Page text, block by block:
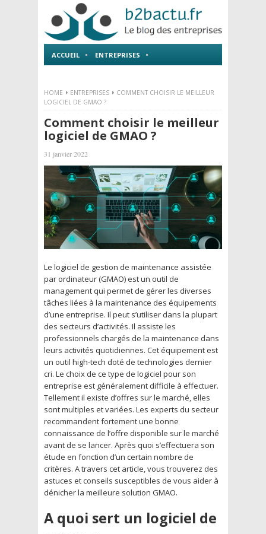
ACCUEIL ENTREPRISES
HOME ENTREPRISES
COMMENT CHOISIR LE MEILLEUR
LOGICIEL DE GMAO ?
Comment choisir le meilleur
logiciel de GMAO ?
31 janvier 2022
Le logiciel de gestion de maintenance assistée
par ordinateur (GMAO) est un outil de
management qui permet de gérer les diverses
tâches liées à la maintenance des équipements
d’une entreprise. Il peut s’utiliser dans la plupart
des secteurs d’activités. Il assiste les
professionnels chargés de la maintenance dans
leurs activités quotidiennes. Cet équipement est
un outil high-tech doté de technologies dernier
cri. Le choix de ce type de logiciel pour son
entreprise est généralement difficile à effectuer.
Tellement il existe d’offres sur le marché, elles
sont multiples et variées. Les experts du secteur
recommandent fortement une bonne
connaissance de l’offre disponible sur le marché
avant de se lancer. Après quoi s’effectuera son
étude en fonction d’un certain nombre de
critères. A travers cet article, vous trouverez des
astuces et conseils susceptibles de vous aider à
dénicher la meilleure solution GMAO.
A quoi sert un logiciel de